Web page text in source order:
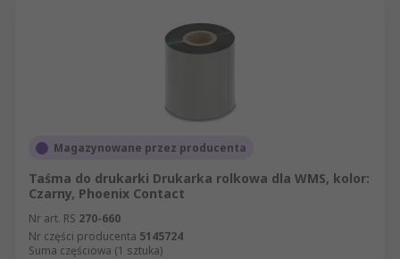
Magazynowane przez producenta
Taśma do drukarki Drukarka rolkowa dla WMS, kolor:
Czarny, Phoenix Contact
Nr art. RS 270-660
Nr części producenta 5145724
Suma częściowa (1 sztuka)